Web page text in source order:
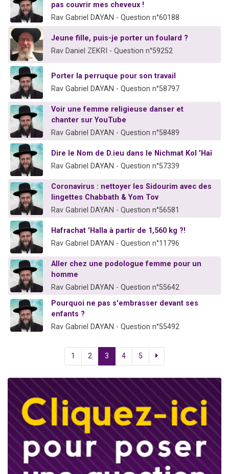
pas couvrir mes cheveux !
Rav Gabriel DAYAN - Question n°60188
Jeune fille, puis-je porter un foulard ?
Rav Daniel ZEKRI - Question n°59252
Porter la perruque pour son travail
Rav Gabriel DAYAN - Question n°58797
Voir une femme religieuse danser et
chanter sur YouTube
Rav Gabriel DAYAN - Question n°58489
Dire le Nom de D.ieu dans le Nichmat Kol 'Haï
Rav Gabriel DAYAN - Question n°57339
Coronavirus : nettoyer les Sidourim avec des
lingettes Chabbath & Yom Tov
Rav Gabriel DAYAN - Question n°56581
Hafrachat 'Halla à partir de 1,560 kg ?!
Rav Gabriel DAYAN - Question n°11796
Aller chez une podologue femme pour un
homme
Rav Gabriel DAYAN - Question n°55642
Pourquoi ne pas s'embrasser devant ses
enfants ?
Rav Gabriel DAYAN - Question n°55492
1 2 3 4 5